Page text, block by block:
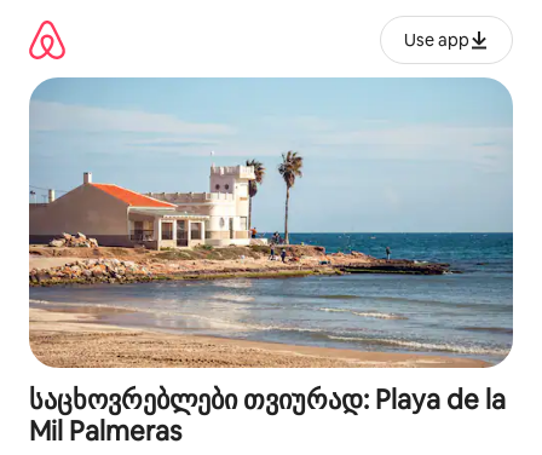
გადასვლა
Use app
საცხოვრებლები თვიურად: Playa de la
Mil Palmeras